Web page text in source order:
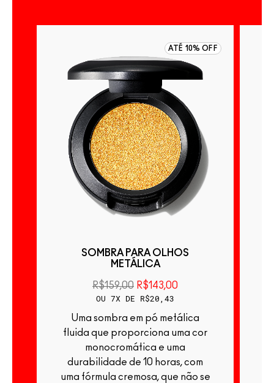
ATÉ 10% OFF
SOMBRA PARA OLHOS
METÁLICA
R$159,00 R$143,00
OU 7X DE R$20,43
Uma sombra em pó metálica
fluida que proporciona uma cor
monocromática e uma
durabilidade de 10 horas, com
uma fórmula cremosa, que não se